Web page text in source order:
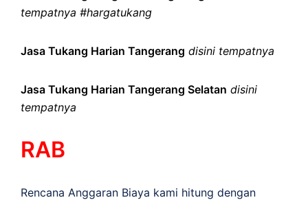
tempatnya #hargatukang
Jasa Tukang Harian Tangerang disini tempatnya
Jasa Tukang Harian Tangerang Selatan disini
tempatnya
RAB
Rencana Anggaran Biaya kami hitung dengan